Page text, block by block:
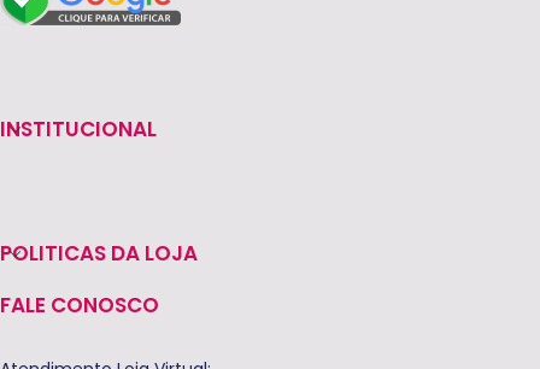
INSTITUCIONAL
POLITICAS DA LOJA
FALE CONOSCO